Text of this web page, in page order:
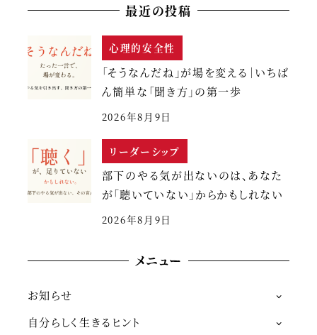
最近の投稿
心理的安全性
「そうなんだね」が場を変える｜いちば
ん簡単な「聞き方」の第一歩
2026年8月9日
リーダーシップ
部下のやる気が出ないのは、あなた
が「聴いていない」からかもしれない
2026年8月9日
メニュー
お知らせ
自分らしく生きるヒント